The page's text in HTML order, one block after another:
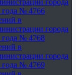
города
года № 4766
в
города
года № 4768
в
города
года № 4769